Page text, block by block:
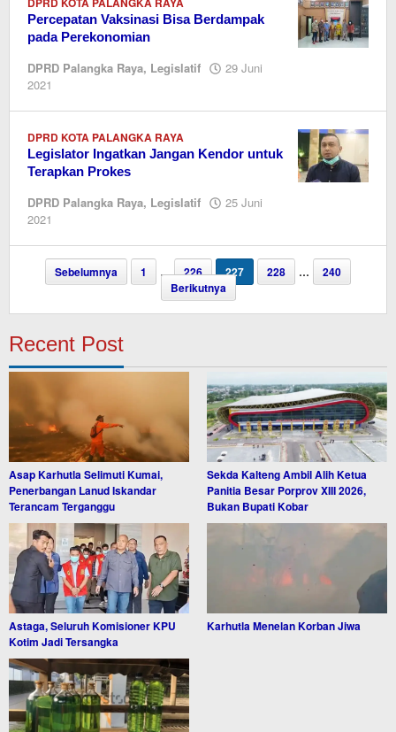
Percepatan Vaksinasi Bisa Berdampak
pada Perekonomian
DPRD Palangka Raya, Legislatif
29 Juni
2021
dua
DPRD KOTA PALANGKA RAYA
Legislator Ingatkan Jangan Kendor untuk
Terapkan Prokes
DPRD Palangka Raya, Legislatif
25 Juni
2021
dua
Sebelumnya 1 … 226 227 228 …
240
Berikutnya
Recent Post
Asap Karhutla Selimuti Kumai,
Penerbangan Lanud Iskandar
Terancam Terganggu
Sekda Kalteng Ambil Alih Ketua
Panitia Besar Porprov XIII 2026,
Bukan Bupati Kobar
Astaga, Seluruh Komisioner KPU
Kotim Jadi Tersangka
Karhutla Menelan Korban Jiwa